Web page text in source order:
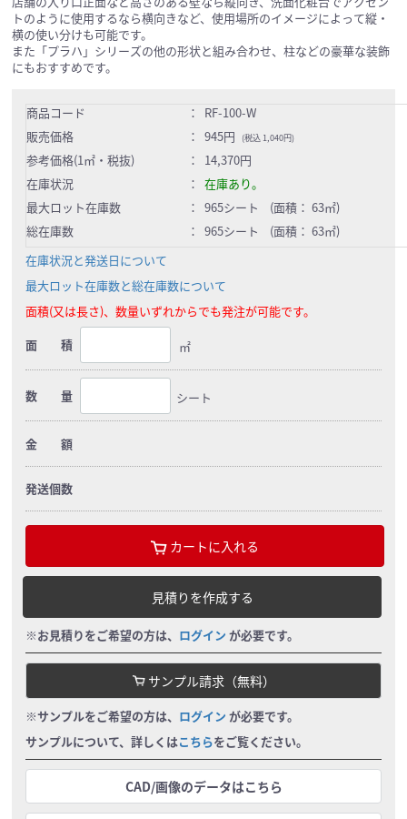
トのように使用するなら横向きなど、使用場所のイメージによって縦・
横の使い分けも可能です。
また「プラハ」シリーズの他の形状と組み合わせ、柱などの豪華な装飾
にもおすすめです。
商品コード ：
RF-100-W
販売価格
： 945円 (税込 1,040円)
参考価格(1㎡・税抜) ：
14,370円
在庫状況
： 在庫あり。
最大ロット在庫数
：
965シート (面積： 63㎡)
総在庫数
：
965シート (面積： 63㎡)
在庫状況と発送日について
最大ロット在庫数と総在庫数について
面積(又は長さ)、数量いずれからでも発注が可能です。
面 積
㎡
数 量 シート
金 額
発送個数
カートに入れる
見積りを作成する
※お見積りをご希望の方は、 ログイン が必要です。
サンプル請求（無料）
※サンプルをご希望の方は、 ログイン が必要です。
サンプルについて、詳しくはこちらをご覧ください。
CAD/画像のデータはこちら